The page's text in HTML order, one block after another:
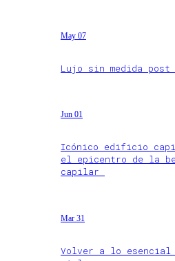
May 07
Lujo sin medida post
Jun 01
Icónico edificio
el epicentro de la
capilar
Mar 31
Volver a lo esencial